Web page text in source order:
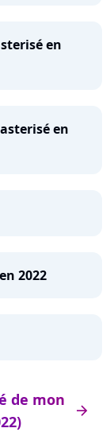
en
en
2022
arrow_right
de mon